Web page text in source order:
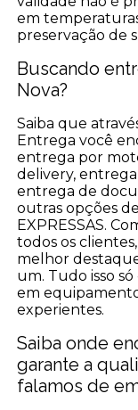
em
preservação de
Buscando
Nova?
Saiba que
Entrega você
entrega por
delivery,
entrega de
outras opções
EXPRESSAS.
todos os
melhor
um. Tudo isso
em
experientes.
Saiba onde
garante a
falamos de